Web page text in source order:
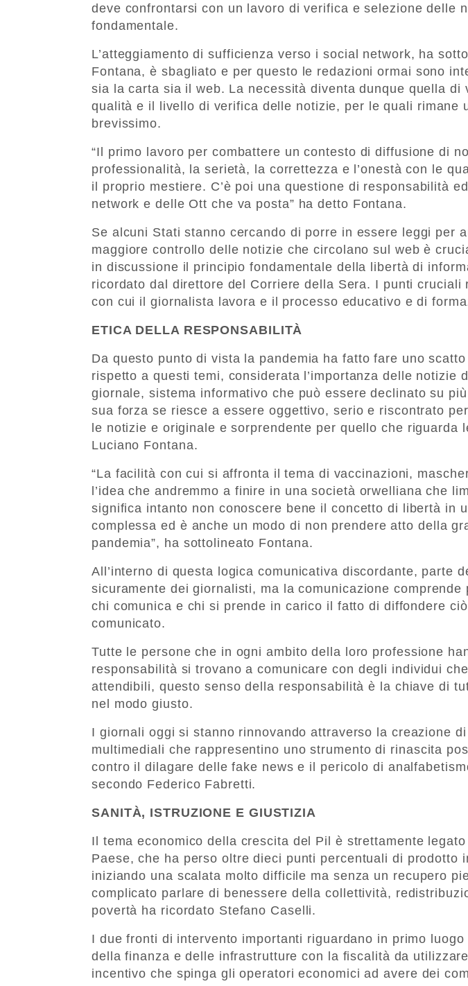
deve confrontarsi con un lavoro di verifica e selezione delle
fondamentale.
L’atteggiamento di sufficienza verso i social network, ha
Fontana, è sbagliato e per questo le redazioni ormai sono
sia la carta sia il web. La necessità diventa dunque quella di
qualità e il livello di verifica delle notizie, per le quali rimane
brevissimo.
“Il primo lavoro per combattere un contesto di diffusione di
professionalità, la serietà, la correttezza e l’onestà con le
il proprio mestiere. C’è poi una questione di responsabilità
network e delle Ott che va posta” ha detto Fontana.
Se alcuni Stati stanno cercando di porre in essere leggi per
maggiore controllo delle notizie che circolano sul web è
in discussione il principio fondamentale della libertà di
ricordato dal direttore del Corriere della Sera. I punti cruciali
con cui il giornalista lavora e il processo educativo e di
ETICA DELLA RESPONSABILITÀ
Da questo punto di vista la pandemia ha fatto fare uno
rispetto a questi temi, considerata l’importanza delle notizie
giornale, sistema informativo che può essere declinato su
sua forza se riesce a essere oggettivo, serio e riscontrato
le notizie e originale e sorprendente per quello che riguarda
Luciano Fontana.
“La facilità con cui si affronta il tema di vaccinazioni,
l’idea che andremmo a finire in una società orwelliana che
significa intanto non conoscere bene il concetto di libertà in
complessa ed è anche un modo di non prendere atto della
pandemia”, ha sottolineato Fontana.
All’interno di questa logica comunicativa discordante, parte
sicuramente dei giornalisti, ma la comunicazione comprende
chi comunica e chi si prende in carico il fatto di diffondere
comunicato.
Tutte le persone che in ogni ambito della loro professione
responsabilità si trovano a comunicare con degli individui
attendibili, questo senso della responsabilità è la chiave di
nel modo giusto.
I giornali oggi si stanno rinnovando attraverso la creazione
multimediali che rappresentino uno strumento di rinascita
contro il dilagare delle fake news e il pericolo di
secondo Federico Fabretti.
SANITÀ, ISTRUZIONE E GIUSTIZIA
Il tema economico della crescita del Pil è strettamente
Paese, che ha perso oltre dieci punti percentuali di prodotto
iniziando una scalata molto difficile ma senza un recupero
complicato parlare di benessere della collettività,
povertà ha ricordato Stefano Caselli.
I due fronti di intervento importanti riguardano in primo
della finanza e delle infrastrutture con la fiscalità da
incentivo che spinga gli operatori economici ad avere dei